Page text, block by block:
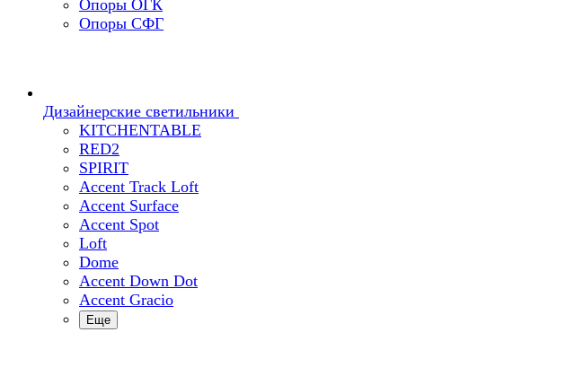
Опоры ОГК
Опоры СФГ
Дизайнерские светильники
KITCHENTABLE
RED2
SPIRIT
Accent Track Loft
Accent Surface
Accent Spot
Loft
Dome
Accent Down Dot
Accent Gracio
Еще